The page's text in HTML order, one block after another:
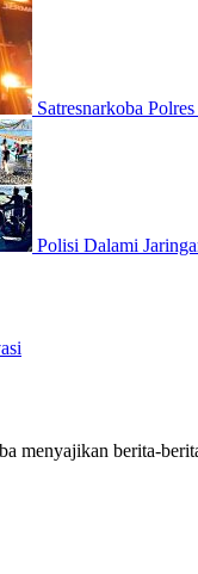
Satresnarkoba
Polisi Dalami
menyajikan berita-